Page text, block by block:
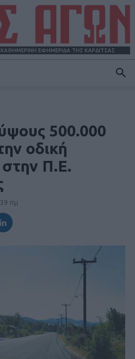
ΕΦΗΜΕΡΙΔΑ ΤΗΣ ΚΑΡΔΙΤΣΑΣ
500.000
οδική
Π.Ε.
πμ